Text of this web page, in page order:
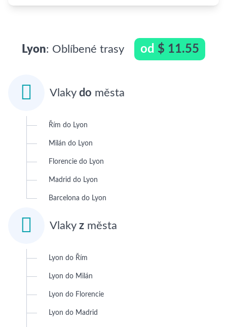
Lyon: Oblíbené trasy od $ 11.55
 Vlaky do města
Řím do Lyon
Milán do Lyon
Florencie do Lyon
Madrid do Lyon
Barcelona do Lyon
 Vlaky z města
Lyon do Řím
Lyon do Milán
Lyon do Florencie
Lyon do Madrid